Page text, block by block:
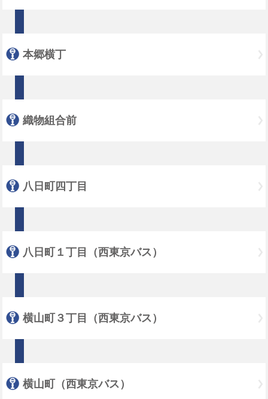
本郷横丁
織物組合前
八日町四丁目
八日町１丁目（西東京バス）
横山町３丁目（西東京バス）
横山町（西東京バス）